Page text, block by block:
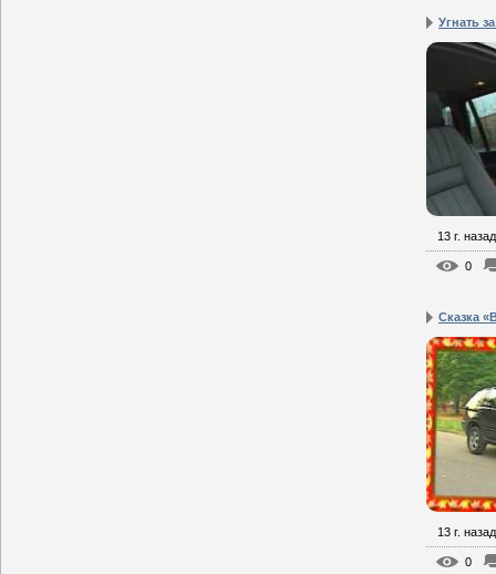
Угнать
13 г. назад
0
Сказка
13 г. назад
0